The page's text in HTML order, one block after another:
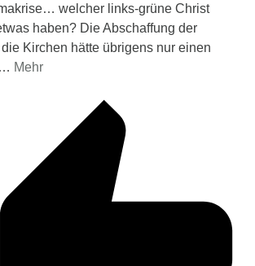
welcher links-grüne Christ
haben? Die Abschaffung der
Kirchen hätte übrigens nur einen
… Mehr